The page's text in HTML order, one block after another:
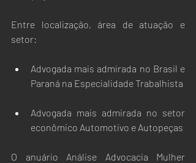
Entre localização, área de atuação e
setor:
Advogada mais admirada no Brasil e
Paraná na Especialidade Trabalhista
Advogada mais admirada no setor
econômico Automotivo e Autopeças
O anuário Análise Advocacia Mulher